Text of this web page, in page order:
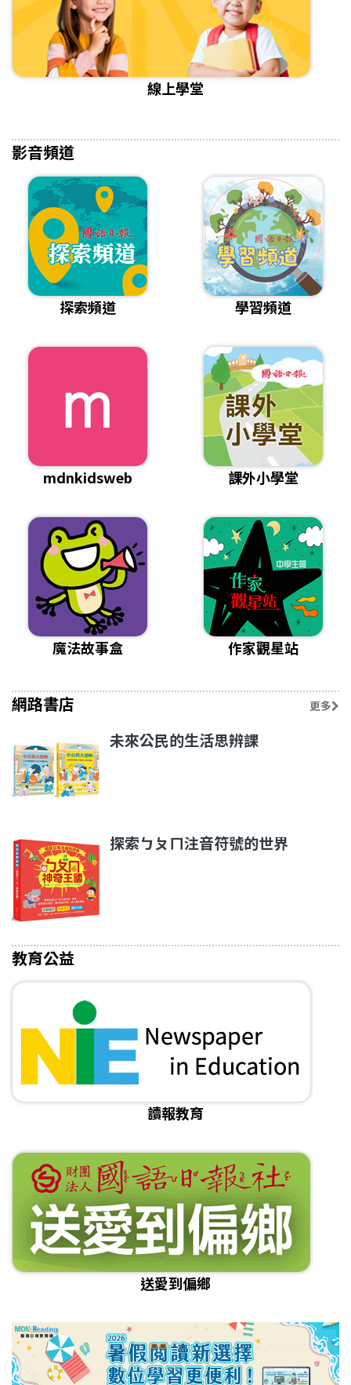
線上學堂
影音頻道
探索頻道 學習頻道
mdnkidsweb 課外小學堂
魔法故事盒 作家觀星站
網路書店 更多
未來公民的生活思辨課
探索ㄅㄆㄇ注音符號的世界
教育公益
讀報教育
送愛到偏鄉